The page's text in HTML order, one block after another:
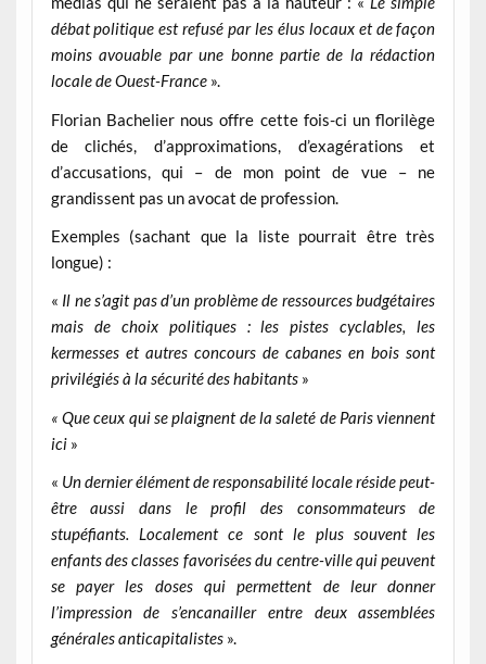
débat politique est refusé par les élus locaux et de façon
moins avouable par une bonne partie de la rédaction
locale de Ouest-France».
Florian Bachelier nous offre cette fois-ci un florilège
de clichés, d’approximations, d’exagérations et
d’accusations, qui – de mon point de vue – ne
grandissent pas un avocat de profession.
Exemples (sachant que la liste pourrait être très
longue) :
« Il ne s’agit pas d’un problème de ressources budgétaires
mais de choix politiques : les pistes cyclables, les
kermesses et autres concours de cabanes en bois sont
privilégiés à la sécurité des habitants »
« Que ceux qui se plaignent de la saleté de Paris viennent
ici»
« Un dernier élément de responsabilité locale réside peut-
être aussi dans le profil des consommateurs de
stupéfiants. Localement ce sont le plus souvent les
enfants des classes favorisées du centre-ville qui peuvent
se payer les doses qui permettent de leur donner
l’impression de s’encanailler entre deux assemblées
générales anticapitalistes ».